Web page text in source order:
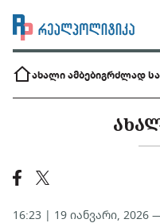
ახალი ამბებიგრძლად
16:23 | 19 იანვარი, 2026